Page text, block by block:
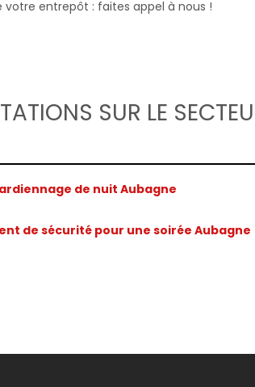
votre entrepôt : faites appel à nous !
SUR LE
de nuit Aubagne
de sécurité pour une soirée Aubagne